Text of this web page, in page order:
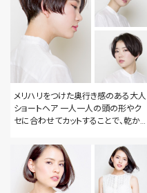
メリハリをつけた奥行き感のある大人
ショートヘア 一人一人の頭の形やク
セに合わせてカットすることで、乾かす
出すことができます！ トップがペタンと
してしまう方や、襟足が上手く収まらな
い方 是非一度ご相談ください！